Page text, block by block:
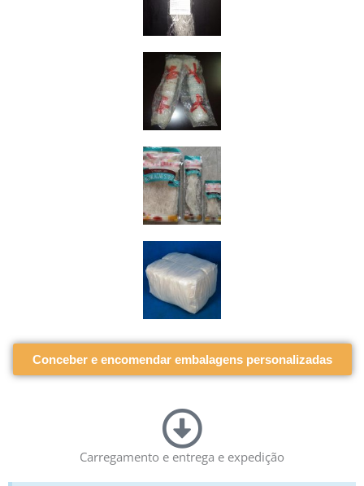
Conceber e encomendar embalagens personalizadas
Carregamento e entrega e expedição